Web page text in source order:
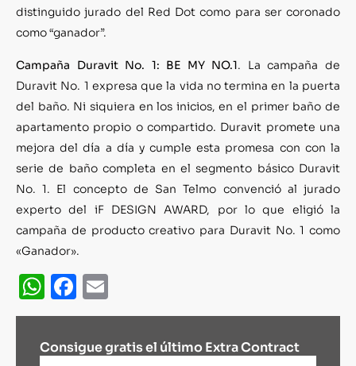
distinguido jurado del Red Dot como para ser coronado
como “ganador”.
Campaña Duravit No. 1: BE MY NO.1. La campaña de
Duravit No. 1 expresa que la vida no termina en la puerta
del baño. Ni siquiera en los inicios, en el primer baño de
apartamento propio o compartido. Duravit promete una
mejora del día a día y cumple esta promesa con con la
serie de baño completa en el segmento básico Duravit
No. 1. El concepto de San Telmo convenció al jurado
experto del iF DESIGN AWARD, por lo que eligió la
campaña de producto creativo para Duravit No. 1 como
«Ganador».
WhatsApp
Facebook
Consigue gratis el último Extra Contract